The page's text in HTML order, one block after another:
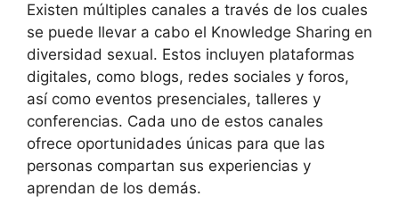
Existen múltiples canales a través de los cuales
se puede llevar a cabo el Knowledge Sharing en
diversidad sexual. Estos incluyen plataformas
digitales, como blogs, redes sociales y foros,
así como eventos presenciales, talleres y
conferencias. Cada uno de estos canales
ofrece oportunidades únicas para que las
personas compartan sus experiencias y
aprendan de los demás.